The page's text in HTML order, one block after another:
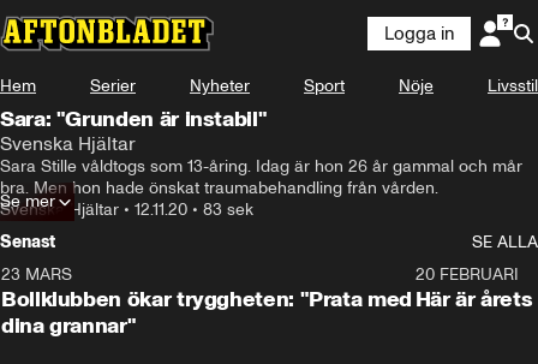
Logga in
Hem Serier Nyheter Sport Nöje Livsstil
Sara: "Grunden är instabil"
Svenska Hjältar
Sara Stille våldtogs som 13-åring. Idag är hon 26 år gammal och mår
bra. Men hon hade önskat traumabehandling från vården.
Svenska Hjältar • 12.11.20 • 83 sek
Se mer
Senast
SE ALLA
23 MARS
Bollklubben ökar tryggheten: "Prata med
dina grannar"
20 FEBRUARI
Här är